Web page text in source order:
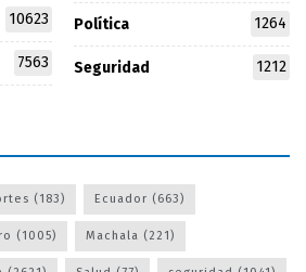
10623
7563
Política 1264
Seguridad 1212
(183) Ecuador (663)
(1005) Machala (221)